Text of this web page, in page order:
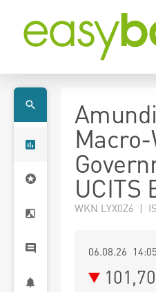
UCITS
WKN LYX0Z6 |
06.08.26
101,70